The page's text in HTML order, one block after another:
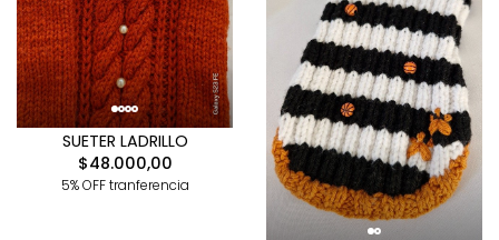
SUETER LADRILLO
$48.000,00
5% OFF tranferencia